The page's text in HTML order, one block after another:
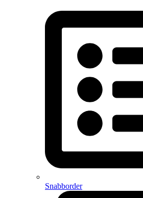
Snabborder